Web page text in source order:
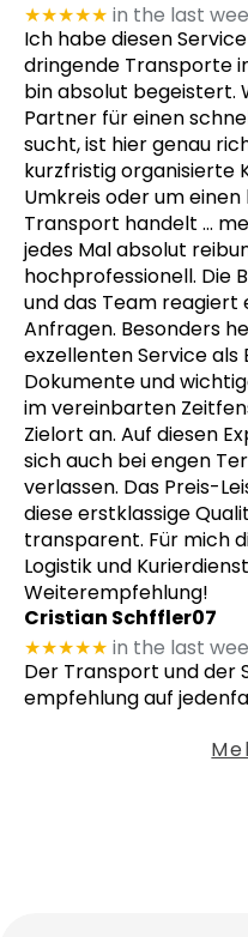
★★★★★ in the last
Ich habe diesen
dringende Transporte
bin absolut begeistert.
Partner für einen
sucht, ist hier genau
kurzfristig organisierte
Umkreis oder um
Transport handelt …
jedes Mal absolut
hochprofessionell. Die
und das Team reagiert
Anfragen. Besonders
exzellenten Service als
Dokumente und
im vereinbarten
Zielort an. Auf diesen
sich auch bei engen
verlassen. Das Preis-
diese erstklassige
transparent. Für mich
Logistik und
Weiterempfehlung!
Cristian Schffler07
★★★★★ in the last
Der Transport und der
empfehlung auf